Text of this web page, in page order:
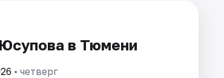
в Тюмени
• четверг